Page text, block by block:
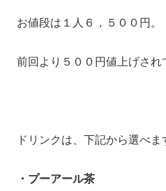
お値段は１人６，５００円。
前回より５００円値上げされ
ドリンクは、下記から選べま
・プーアール茶